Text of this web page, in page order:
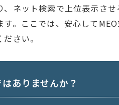
ネット検索で上位表示さ
。ここでは、安心して
さい。
ありませんか？